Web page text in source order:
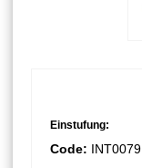
Einstufung:
Code: INT0079